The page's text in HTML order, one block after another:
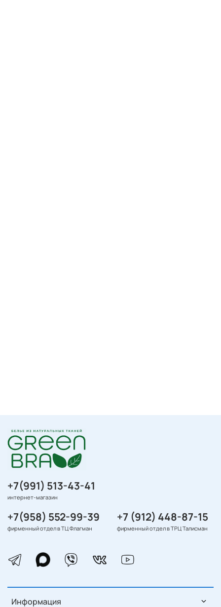
Информация
+7(991) 513-43-41
интернет-магазин
+7(958) 552-99-39
фирменный отдел в ТЦ Флагман
+7 (912) 448-87-15
фирменный отдел в ТРЦ Талисман